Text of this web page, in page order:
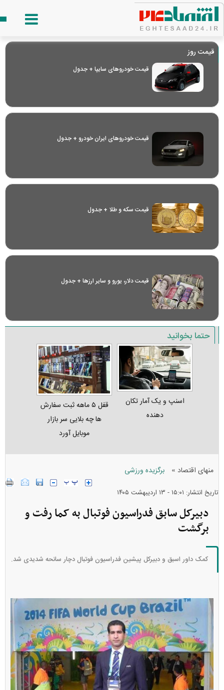
قیمت روز
قیمت خودرو‌های سایپا + جدول
قیمت خودرو‌های ایران خودرو + جدول
قیمت سکه و طلا + جدول
قیمت دلار، یورو و سایر ارز‌ها + جدول
حتما بخوانید
اسنپ و یک آمار تکان‌
دهنده
قفل ۵ ماهه ثبت‌ سفارش‌
ها چه بلایی سر بازار
موبایل آورد
منهای اقتصاد » برگزیده ورزشی
تاریخ انتشار: ۱۵:۰۱ - ۱۳ ارديبهشت ۱۴۰۵
دبیرکل سابق فدراسیون فوتبال به کما رفت و
برگشت
کمک داور اسبق و دبیرکل پیشین فدراسیون فوتبال دچار سانحه شدیدی شد.